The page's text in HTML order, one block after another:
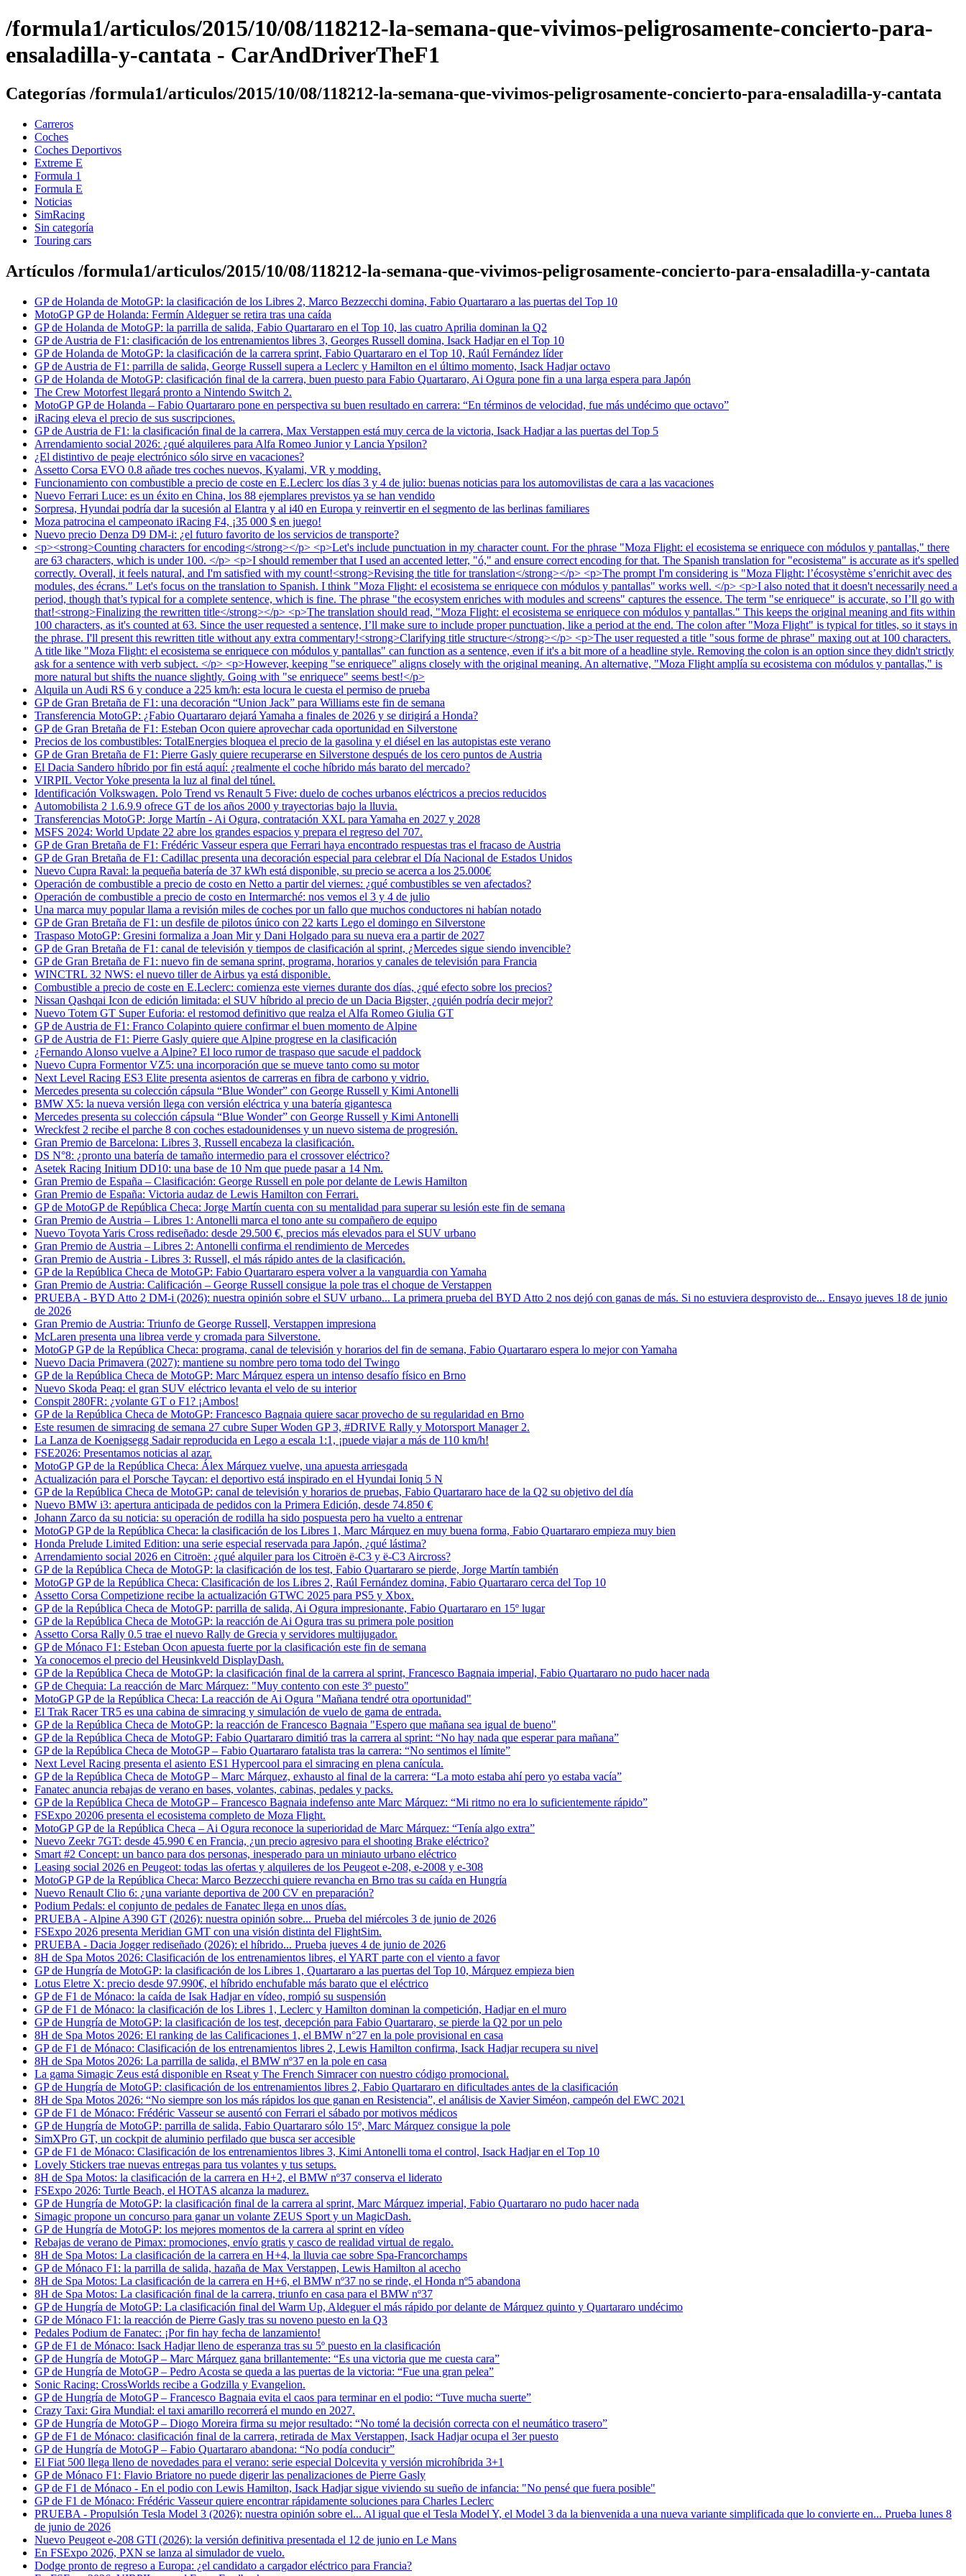
/formula1/articulos/2015/10/08/118212-la-semana-que-vivimos-peligrosamente-concierto-para-
ensaladilla-y-cantata - CarAndDriverTheF1
Categorías /formula1/articulos/2015/10/08/118212-la-semana-que-vivimos-peligrosamente-concierto-para-ensaladilla-y-cantata
Carreros
Coches
Coches Deportivos
Extreme E
Formula 1
Formula E
Noticias
SimRacing
Sin categoría
Touring cars
Artículos /formula1/articulos/2015/10/08/118212-la-semana-que-vivimos-peligrosamente-concierto-para-ensaladilla-y-cantata
GP de Holanda de MotoGP: la clasificación de los Libres 2, Marco Bezzecchi domina, Fabio Quartararo a las puertas del Top 10
MotoGP GP de Holanda: Fermín Aldeguer se retira tras una caída
GP de Holanda de MotoGP: la parrilla de salida, Fabio Quartararo en el Top 10, las cuatro Aprilia dominan la Q2
GP de Austria de F1: clasificación de los entrenamientos libres 3, Georges Russell domina, Isack Hadjar en el Top 10
GP de Holanda de MotoGP: la clasificación de la carrera sprint, Fabio Quartararo en el Top 10, Raúl Fernández líder
GP de Austria de F1: parrilla de salida, George Russell supera a Leclerc y Hamilton en el último momento, Isack Hadjar octavo
GP de Holanda de MotoGP: clasificación final de la carrera, buen puesto para Fabio Quartararo, Ai Ogura pone fin a una larga espera para Japón
The Crew Motorfest llegará pronto a Nintendo Switch 2.
MotoGP GP de Holanda – Fabio Quartararo pone en perspectiva su buen resultado en carrera: “En términos de velocidad, fue más undécimo que octavo”
iRacing eleva el precio de sus suscripciones.
GP de Austria de F1: la clasificación final de la carrera, Max Verstappen está muy cerca de la victoria, Isack Hadjar a las puertas del Top 5
Arrendamiento social 2026: ¿qué alquileres para Alfa Romeo Junior y Lancia Ypsilon?
¿El distintivo de peaje electrónico sólo sirve en vacaciones?
Assetto Corsa EVO 0.8 añade tres coches nuevos, Kyalami, VR y modding.
Funcionamiento con combustible a precio de coste en E.Leclerc los días 3 y 4 de julio: buenas noticias para los automovilistas de cara a las vacaciones
Nuevo Ferrari Luce: es un éxito en China, los 88 ejemplares previstos ya se han vendido
Sorpresa, Hyundai podría dar la sucesión al Elantra y al i40 en Europa y reinvertir en el segmento de las berlinas familiares
Moza patrocina el campeonato iRacing F4, ¡35 000 $ en juego!
Nuevo precio Denza D9 DM-i: ¿el futuro favorito de los servicios de transporte?
<p><strong>Counting characters for encoding</strong></p> <p>Let's include punctuation in my character count. For the phrase "Moza Flight: el ecosistema se enriquece con módulos y pantallas," there
are 63 characters, which is under 100. </p> <p>I should remember that I used an accented letter, "ó," and ensure correct encoding for that. The Spanish translation for "ecosistema" is accurate as it's spelled
correctly. Overall, it feels natural, and I'm satisfied with my count!<strong>Revising the title for translation</strong></p> <p>The prompt I'm considering is "Moza Flight: l’écosystème s’enrichit avec des
modules, des écrans." Let's focus on the translation to Spanish. I think "Moza Flight: el ecosistema se enriquece con módulos y pantallas" works well. </p> <p>I also noted that it doesn't necessarily need a
period, though that’s typical for a complete sentence, which is fine. The phrase "the ecosystem enriches with modules and screens" captures the essence. The term "se enriquece" is accurate, so I’ll go with
that!<strong>Finalizing the rewritten title</strong></p> <p>The translation should read, "Moza Flight: el ecosistema se enriquece con módulos y pantallas." This keeps the original meaning and fits within
100 characters, as it's counted at 63. Since the user requested a sentence, I’ll make sure to include proper punctuation, like a period at the end. The colon after "Moza Flight" is typical for titles, so it stays in
the phrase. I'll present this rewritten title without any extra commentary!<strong>Clarifying title structure</strong></p> <p>The user requested a title "sous forme de phrase" maxing out at 100 characters.
A title like "Moza Flight: el ecosistema se enriquece con módulos y pantallas" can function as a sentence, even if it's a bit more of a headline style. Removing the colon is an option since they didn't strictly
ask for a sentence with verb subject. </p> <p>However, keeping "se enriquece" aligns closely with the original meaning. An alternative, "Moza Flight amplía su ecosistema con módulos y pantallas," is
more natural but shifts the nuance slightly. Going with "se enriquece" seems best!</p>
Alquila un Audi RS 6 y conduce a 225 km/h: esta locura le cuesta el permiso de prueba
GP de Gran Bretaña de F1: una decoración “Union Jack” para Williams este fin de semana
Transferencia MotoGP: ¿Fabio Quartararo dejará Yamaha a finales de 2026 y se dirigirá a Honda?
GP de Gran Bretaña de F1: Esteban Ocon quiere aprovechar cada oportunidad en Silverstone
Precios de los combustibles: TotalEnergies bloquea el precio de la gasolina y el diésel en las autopistas este verano
GP de Gran Bretaña de F1: Pierre Gasly quiere recuperarse en Silverstone después de los cero puntos de Austria
El Dacia Sandero híbrido por fin está aquí: ¿realmente el coche híbrido más barato del mercado?
VIRPIL Vector Yoke presenta la luz al final del túnel.
Identificación Volkswagen. Polo Trend vs Renault 5 Five: duelo de coches urbanos eléctricos a precios reducidos
Automobilista 2 1.6.9.9 ofrece GT de los años 2000 y trayectorias bajo la lluvia.
Transferencias MotoGP: Jorge Martín - Ai Ogura, contratación XXL para Yamaha en 2027 y 2028
MSFS 2024: World Update 22 abre los grandes espacios y prepara el regreso del 707.
GP de Gran Bretaña de F1: Frédéric Vasseur espera que Ferrari haya encontrado respuestas tras el fracaso de Austria
GP de Gran Bretaña de F1: Cadillac presenta una decoración especial para celebrar el Día Nacional de Estados Unidos
Nuevo Cupra Raval: la pequeña batería de 37 kWh está disponible, su precio se acerca a los 25.000€
Operación de combustible a precio de costo en Netto a partir del viernes: ¿qué combustibles se ven afectados?
Operación de combustible a precio de costo en Intermarché: nos vemos el 3 y 4 de julio
Una marca muy popular llama a revisión miles de coches por un fallo que muchos conductores ni habían notado
GP de Gran Bretaña de F1: un desfile de pilotos único con 22 karts Lego el domingo en Silverstone
Traspaso MotoGP: Gresini formaliza a Joan Mir y Dani Holgado para su nueva era a partir de 2027
GP de Gran Bretaña de F1: canal de televisión y tiempos de clasificación al sprint, ¿Mercedes sigue siendo invencible?
GP de Gran Bretaña de F1: nuevo fin de semana sprint, programa, horarios y canales de televisión para Francia
WINCTRL 32 NWS: el nuevo tiller de Airbus ya está disponible.
Combustible a precio de coste en E.Leclerc: comienza este viernes durante dos días, ¿qué efecto sobre los precios?
Nissan Qashqai Icon de edición limitada: el SUV híbrido al precio de un Dacia Bigster, ¿quién podría decir mejor?
Nuevo Totem GT Super Euforia: el restomod definitivo que realza el Alfa Romeo Giulia GT
GP de Austria de F1: Franco Colapinto quiere confirmar el buen momento de Alpine
GP de Austria de F1: Pierre Gasly quiere que Alpine progrese en la clasificación
¿Fernando Alonso vuelve a Alpine? El loco rumor de traspaso que sacude el paddock
Nuevo Cupra Formentor VZ5: una incorporación que se mueve tanto como su motor
Next Level Racing ES3 Elite presenta asientos de carreras en fibra de carbono y vidrio.
Mercedes presenta su colección cápsula “Blue Wonder” con George Russell y Kimi Antonelli
BMW X5: la nueva versión llega con versión eléctrica y una batería gigantesca
Mercedes presenta su colección cápsula “Blue Wonder” con George Russell y Kimi Antonelli
Wreckfest 2 recibe el parche 8 con coches estadounidenses y un nuevo sistema de progresión.
Gran Premio de Barcelona: Libres 3, Russell encabeza la clasificación.
DS N°8: ¿pronto una batería de tamaño intermedio para el crossover eléctrico?
Asetek Racing Initium DD10: una base de 10 Nm que puede pasar a 14 Nm.
Gran Premio de España – Clasificación: George Russell en pole por delante de Lewis Hamilton
Gran Premio de España: Victoria audaz de Lewis Hamilton con Ferrari.
GP de MotoGP de República Checa: Jorge Martín cuenta con su mentalidad para superar su lesión este fin de semana
Gran Premio de Austria – Libres 1: Antonelli marca el tono ante su compañero de equipo
Nuevo Toyota Yaris Cross rediseñado: desde 29.500 €, precios más elevados para el SUV urbano
Gran Premio de Austria – Libres 2: Antonelli confirma el rendimiento de Mercedes
Gran Premio de Austria - Libres 3: Russell, el más rápido antes de la clasificación.
GP de la República Checa de MotoGP: Fabio Quartararo espera volver a la vanguardia con Yamaha
Gran Premio de Austria: Calificación – George Russell consigue la pole tras el choque de Verstappen
PRUEBA - BYD Atto 2 DM-i (2026): nuestra opinión sobre el SUV urbano... La primera prueba del BYD Atto 2 nos dejó con ganas de más. Si no estuviera desprovisto de... Ensayo jueves 18 de junio
de 2026
Gran Premio de Austria: Triunfo de George Russell, Verstappen impresiona
McLaren presenta una librea verde y cromada para Silverstone.
MotoGP GP de la República Checa: programa, canal de televisión y horarios del fin de semana, Fabio Quartararo espera lo mejor con Yamaha
Nuevo Dacia Primavera (2027): mantiene su nombre pero toma todo del Twingo
GP de la República Checa de MotoGP: Marc Márquez espera un intenso desafío físico en Brno
Nuevo Skoda Peaq: el gran SUV eléctrico levanta el velo de su interior
Conspit 280FR: ¿volante GT o F1? ¡Ambos!
GP de la República Checa de MotoGP: Francesco Bagnaia quiere sacar provecho de su regularidad en Brno
Este resumen de simracing de semana 27 cubre Super Woden GP 3, #DRIVE Rally y Motorsport Manager 2.
La Lanza de Koenigsegg Sadair reproducida en Lego a escala 1:1, ¡puede viajar a más de 110 km/h!
FSE2026: Presentamos noticias al azar.
MotoGP GP de la República Checa: Álex Márquez vuelve, una apuesta arriesgada
Actualización para el Porsche Taycan: el deportivo está inspirado en el Hyundai Ioniq 5 N
GP de la República Checa de MotoGP: canal de televisión y horarios de pruebas, Fabio Quartararo hace de la Q2 su objetivo del día
Nuevo BMW i3: apertura anticipada de pedidos con la Primera Edición, desde 74.850 €
Johann Zarco da su noticia: su operación de rodilla ha sido pospuesta pero ha vuelto a entrenar
MotoGP GP de la República Checa: la clasificación de los Libres 1, Marc Márquez en muy buena forma, Fabio Quartararo empieza muy bien
Honda Prelude Limited Edition: una serie especial reservada para Japón, ¿qué lástima?
Arrendamiento social 2026 en Citroën: ¿qué alquiler para los Citroën ë-C3 y ë-C3 Aircross?
GP de la República Checa de MotoGP: la clasificación de los test, Fabio Quartararo se pierde, Jorge Martín también
MotoGP GP de la República Checa: Clasificación de los Libres 2, Raúl Fernández domina, Fabio Quartararo cerca del Top 10
Assetto Corsa Competizione recibe la actualización GTWC 2025 para PS5 y Xbox.
GP de la República Checa de MotoGP: parrilla de salida, Ai Ogura impresionante, Fabio Quartararo en 15º lugar
GP de la República Checa de MotoGP: la reacción de Ai Ogura tras su primera pole position
Assetto Corsa Rally 0.5 trae el nuevo Rally de Grecia y servidores multijugador.
GP de Mónaco F1: Esteban Ocon apuesta fuerte por la clasificación este fin de semana
Ya conocemos el precio del Heusinkveld DisplayDash.
GP de la República Checa de MotoGP: la clasificación final de la carrera al sprint, Francesco Bagnaia imperial, Fabio Quartararo no pudo hacer nada
GP de Chequia: La reacción de Marc Márquez: "Muy contento con este 3º puesto"
MotoGP GP de la República Checa: La reacción de Ai Ogura "Mañana tendré otra oportunidad"
El Trak Racer TR5 es una cabina de simracing y simulación de vuelo de gama de entrada.
GP de la República Checa de MotoGP: la reacción de Francesco Bagnaia "Espero que mañana sea igual de bueno"
GP de la República Checa de MotoGP: Fabio Quartararo dimitió tras la carrera al sprint: “No hay nada que esperar para mañana”
GP de la República Checa de MotoGP – Fabio Quartararo fatalista tras la carrera: “No sentimos el límite”
Next Level Racing presenta el asiento ES1 Hypercool para el simracing en plena canícula.
GP de la República Checa de MotoGP – Marc Márquez, exhausto al final de la carrera: “La moto estaba ahí pero yo estaba vacía”
Fanatec anuncia rebajas de verano en bases, volantes, cabinas, pedales y packs.
GP de la República Checa de MotoGP – Francesco Bagnaia indefenso ante Marc Márquez: “Mi ritmo no era lo suficientemente rápido”
FSExpo 20206 presenta el ecosistema completo de Moza Flight.
MotoGP GP de la República Checa – Ai Ogura reconoce la superioridad de Marc Márquez: “Tenía algo extra”
Nuevo Zeekr 7GT: desde 45.990 € en Francia, ¿un precio agresivo para el shooting Brake eléctrico?
Smart #2 Concept: un banco para dos personas, inesperado para un miniauto urbano eléctrico
Leasing social 2026 en Peugeot: todas las ofertas y alquileres de los Peugeot e-208, e-2008 y e-308
MotoGP GP de la República Checa: Marco Bezzecchi quiere revancha en Brno tras su caída en Hungría
Nuevo Renault Clio 6: ¿una variante deportiva de 200 CV en preparación?
Podium Pedals: el conjunto de pedales de Fanatec llega en unos días.
PRUEBA - Alpine A390 GT (2026): nuestra opinión sobre... Prueba del miércoles 3 de junio de 2026
FSExpo 2026 presenta Meridian GMT con una visión distinta del FlightSim.
PRUEBA - Dacia Jogger rediseñado (2026): el híbrido... Prueba jueves 4 de junio de 2026
8H de Spa Motos 2026: Clasificación de los entrenamientos libres, el YART parte con el viento a favor
GP de Hungría de MotoGP: la clasificación de los Libres 1, Quartararo a las puertas del Top 10, Márquez empieza bien
Lotus Eletre X: precio desde 97.990€, el híbrido enchufable más barato que el eléctrico
GP de F1 de Mónaco: la caída de Isak Hadjar en vídeo, rompió su suspensión
GP de F1 de Mónaco: la clasificación de los Libres 1, Leclerc y Hamilton dominan la competición, Hadjar en el muro
GP de Hungría de MotoGP: la clasificación de los test, decepción para Fabio Quartararo, se pierde la Q2 por un pelo
8H de Spa Motos 2026: El ranking de las Calificaciones 1, el BMW n°27 en la pole provisional en casa
GP de F1 de Mónaco: Clasificación de los entrenamientos libres 2, Lewis Hamilton confirma, Isack Hadjar recupera su nivel
8H de Spa Motos 2026: La parrilla de salida, el BMW nº37 en la pole en casa
La gama Simagic Zeus está disponible en Rseat y The French Simracer con nuestro código promocional.
GP de Hungría de MotoGP: clasificación de los entrenamientos libres 2, Fabio Quartararo en dificultades antes de la clasificación
8H de Spa Motos 2026: “No siempre son los más rápidos los que ganan en Resistencia”, el análisis de Xavier Siméon, campeón del EWC 2021
GP de F1 de Mónaco: Frédéric Vasseur se ausentó con Ferrari el sábado por motivos médicos
GP de Hungría de MotoGP: parrilla de salida, Fabio Quartararo sólo 15º, Marc Márquez consigue la pole
SimXPro GT, un cockpit de aluminio perfilado que busca ser accesible
GP de F1 de Mónaco: Clasificación de los entrenamientos libres 3, Kimi Antonelli toma el control, Isack Hadjar en el Top 10
Lovely Stickers trae nuevas entregas para tus volantes y tus setups.
8H de Spa Motos: la clasificación de la carrera en H+2, el BMW nº37 conserva el liderato
FSExpo 2026: Turtle Beach, el HOTAS alcanza la madurez.
GP de Hungría de MotoGP: la clasificación final de la carrera al sprint, Marc Márquez imperial, Fabio Quartararo no pudo hacer nada
Simagic propone un concurso para ganar un volante ZEUS Sport y un MagicDash.
GP de Hungría de MotoGP: los mejores momentos de la carrera al sprint en vídeo
Rebajas de verano de Pimax: promociones, envío gratis y casco de realidad virtual de regalo.
8H de Spa Motos: La clasificación de la carrera en H+4, la lluvia cae sobre Spa-Francorchamps
GP de Mónaco F1: la parrilla de salida, hazaña de Max Verstappen, Lewis Hamilton al acecho
8H de Spa Motos: La clasificación de la carrera en H+6, el BMW nº37 no se rinde, el Honda nº5 abandona
8H de Spa Motos: La clasificación final de la carrera, triunfo en casa para el BMW nº37
GP de Hungría de MotoGP: La clasificación final del Warm Up, Aldeguer el más rápido por delante de Márquez quinto y Quartararo undécimo
GP de Mónaco F1: la reacción de Pierre Gasly tras su noveno puesto en la Q3
Pedales Podium de Fanatec: ¡Por fin hay fecha de lanzamiento!
GP de F1 de Mónaco: Isack Hadjar lleno de esperanza tras su 5º puesto en la clasificación
GP de Hungría de MotoGP – Marc Márquez gana brillantemente: “Es una victoria que me cuesta cara”
GP de Hungría de MotoGP – Pedro Acosta se queda a las puertas de la victoria: “Fue una gran pelea”
Sonic Racing: CrossWorlds recibe a Godzilla y Evangelion.
GP de Hungría de MotoGP – Francesco Bagnaia evita el caos para terminar en el podio: “Tuve mucha suerte”
Crazy Taxi: Gira Mundial: el taxi amarillo recorrerá el mundo en 2027.
GP de Hungría de MotoGP – Diogo Moreira firma su mejor resultado: “No tomé la decisión correcta con el neumático trasero”
GP de F1 de Mónaco: clasificación final de la carrera, retirada de Max Verstappen, Isack Hadjar ocupa el 3er puesto
GP de Hungría de MotoGP – Fabio Quartararo abandona: “No podía conducir”
El Fiat 500 llega lleno de novedades para el verano: serie especial Dolcevita y versión microhíbrida 3+1
GP de Mónaco F1: Flavio Briatore no puede digerir las penalizaciones de Pierre Gasly
GP de F1 de Mónaco - En el podio con Lewis Hamilton, Isack Hadjar sigue viviendo su sueño de infancia: "No pensé que fuera posible"
GP de F1 de Mónaco: Frédéric Vasseur quiere encontrar rápidamente soluciones para Charles Leclerc
PRUEBA - Propulsión Tesla Model 3 (2026): nuestra opinión sobre el... Al igual que el Tesla Model Y, el Model 3 da la bienvenida a una nueva variante simplificada que lo convierte en... Prueba lunes 8
de junio de 2026
Nuevo Peugeot e-208 GTI (2026): la versión definitiva presentada el 12 de junio en Le Mans
En FSExpo 2026, PXN se lanza al simulador de vuelo.
Dodge pronto de regreso a Europa: ¿el candidato a cargador eléctrico para Francia?